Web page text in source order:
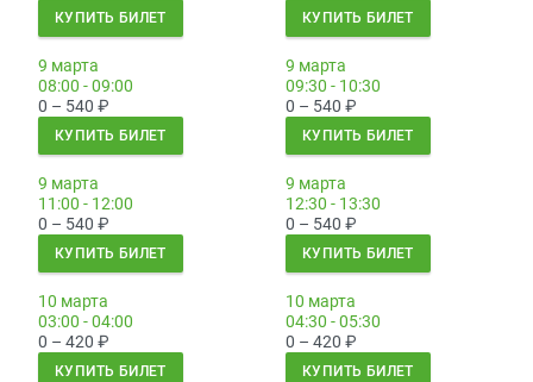
КУПИТЬ БИЛЕТ КУПИТЬ БИЛЕТ
9 марта
08:00 - 09:00
0 – 540 ₽
КУПИТЬ БИЛЕТ
9 марта
09:30 - 10:30
0 – 540 ₽
КУПИТЬ БИЛЕТ
9 марта
11:00 - 12:00
0 – 540 ₽
КУПИТЬ БИЛЕТ
9 марта
12:30 - 13:30
0 – 540 ₽
КУПИТЬ БИЛЕТ
10 марта
03:00 - 04:00
0 – 420 ₽
КУПИТЬ БИЛЕТ
10 марта
04:30 - 05:30
0 – 420 ₽
КУПИТЬ БИЛЕТ